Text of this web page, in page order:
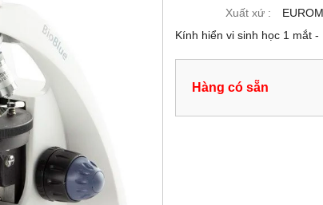
Xuất xứ :
Kính hiển vi sinh học 1 mắt -
Hàng có sẵn